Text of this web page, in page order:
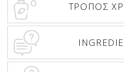
ΤΡΟΠΟΣ